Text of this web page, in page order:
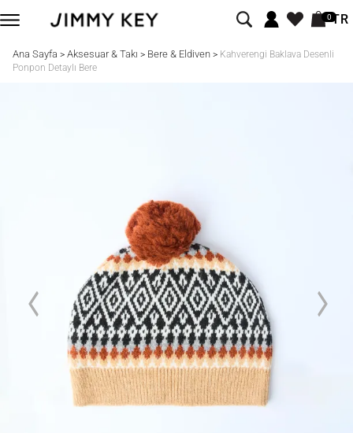
0TR
Ana Sayfa > Aksesuar & Takı > Bere & Eldiven> Kahverengi Baklava Desenli
Ponpon Detaylı Bere